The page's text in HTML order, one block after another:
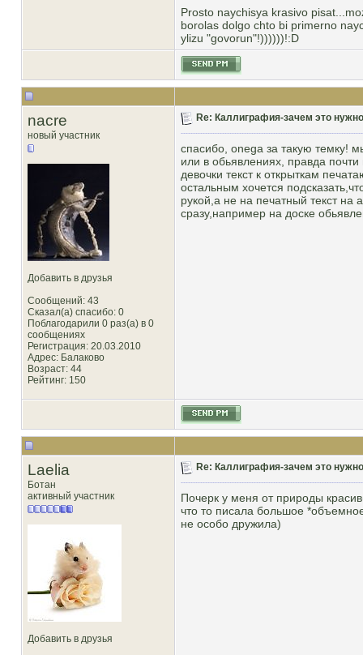
Prosto naychisya krasivo
borolas dolgo chto bi primerno
ylizu "govorun"!))))))!:D
nacre
новый участник
Добавить в друзья
Сообщений: 43
Сказал(а) спасибо: 0
Поблагодарили 0 раз(а) в 0
сообщениях
Регистрация: 20.03.2010
Адрес: Балаково
Возраст: 44
Рейтинг: 150
Re: Каллиграфия-зачем это
спасибо, onega за такую темку!
или в обьявлениях, правда
девочки текст к открыткам
остальным хочется
рукой,а не на печатный текст на
сразу,например на доске
Laelia
Ботан
активный участник
Добавить в друзья
Re: Каллиграфия-зачем это
Почерк у меня от природы
что то писала большое
не особо дружила)